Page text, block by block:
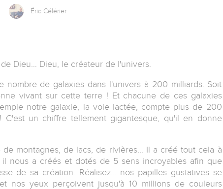
Éric Célérier
Dieu… Dieu, le créateur de l'univers.
nombre de galaxies dans l'univers à 200 milliards. Soit
vivant sur cette terre ! Et chacune de ces galaxies
notre galaxie, la voie lactée, compte plus de 200
un chiffre tellement gigantesque, qu'il en donne
montagnes, de lacs, de rivières… Il a créé tout cela à
nous a créés et dotés de 5 sens incroyables afin que
de sa création. Réalisez... nos papilles gustatives se
nos yeux perçoivent jusqu'à 10 millions de couleurs